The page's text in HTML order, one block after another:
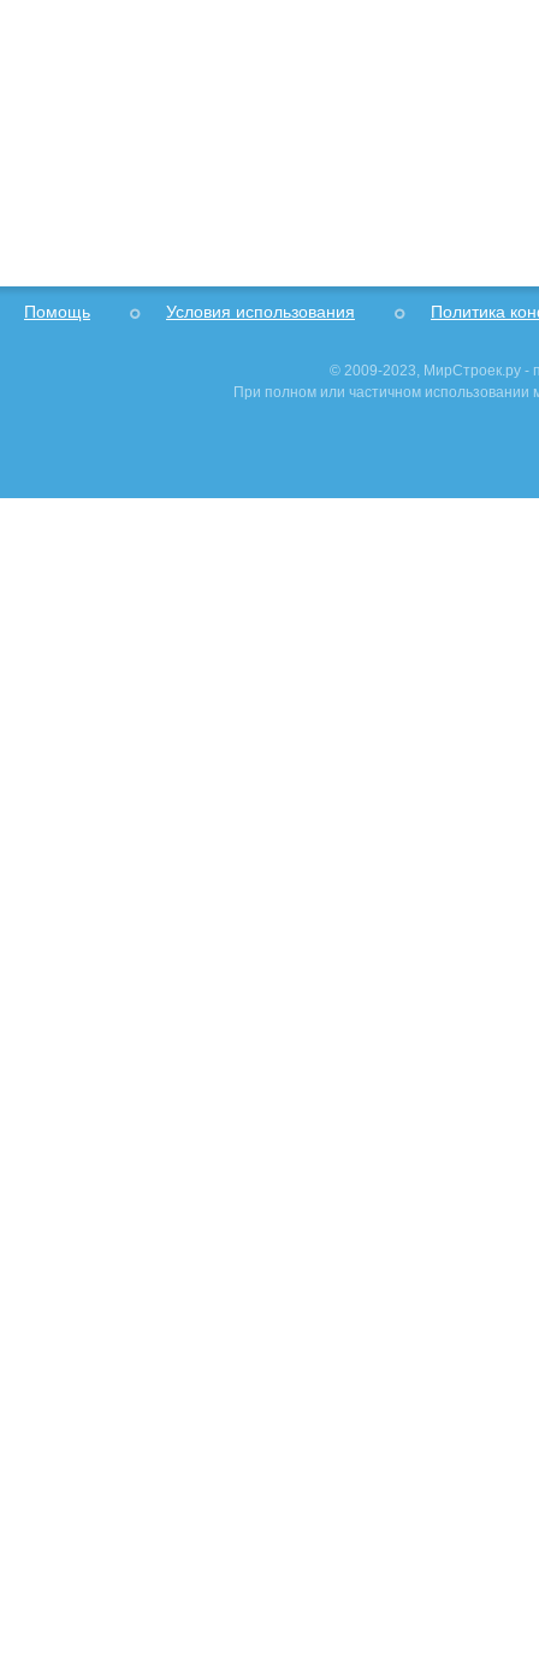
Помощь Условия использования Политика
© 2009-2023, МирСтроек.ру -
При полном или частичном использовании